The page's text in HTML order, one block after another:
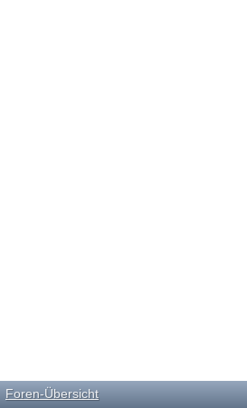
Foren-Übersicht